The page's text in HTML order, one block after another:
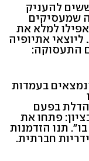
להעניק
שמעסיקים
אפילו למלא את
אתיופיה
התעסוקה:
בעמדות
בפעם
פתחו את
תנו הזדמנות
חברתית.